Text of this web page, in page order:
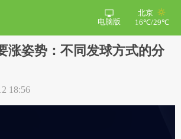
北京
16℃/29℃
电脑版
涨姿势：不同发球方式的分
18:56